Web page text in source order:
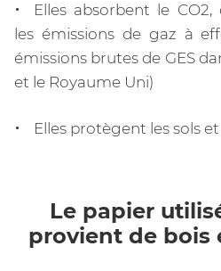
Elles absorbent le
les émissions de gaz à
émissions brutes de GES
et le Royaume Uni)
Elles protègent les sols
Le papier
provient de bois